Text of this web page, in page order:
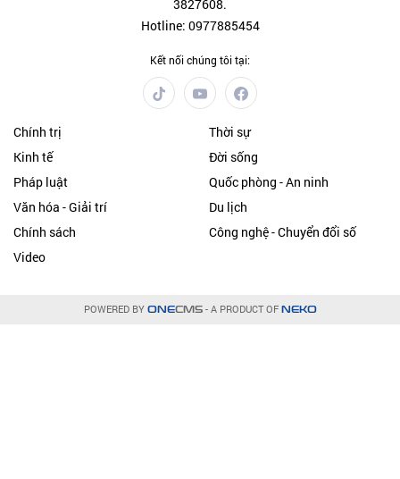
3827608.
Hotline: 0977885454
Kết nối chúng tôi tại:
Chính trị
Thời sự
Kinh tế
Đời sống
Pháp luật
Quốc phòng - An ninh
Văn hóa - Giải trí
Du lịch
Chính sách
Công nghệ - Chuyển đổi số
Video
POWERED BY ONECMS- A PRODUCT OF NEKO